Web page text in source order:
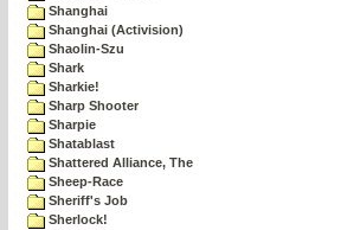
Shanghai
Shanghai (Activision)
Shaolin-Szu
Shark
Sharkie!
Sharp Shooter
Sharpie
Shatablast
Shattered Alliance, The
Sheep-Race
Sheriff's Job
Sherlock!